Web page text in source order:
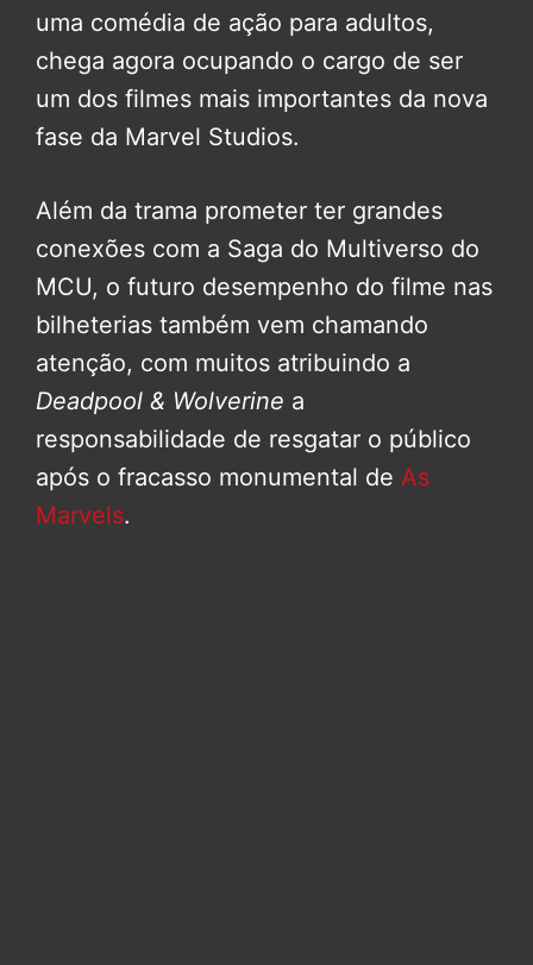
uma comédia de ação para adultos,
chega agora ocupando o cargo de ser
um dos filmes mais importantes da nova
fase da Marvel Studios.
Além da trama prometer ter grandes
conexões com a Saga do Multiverso do
MCU, o futuro desempenho do filme nas
bilheterias também vem chamando
atenção, com muitos atribuindo a
Deadpool & Wolverine a
responsabilidade de resgatar o público
após o fracasso monumental de As
Marvels.